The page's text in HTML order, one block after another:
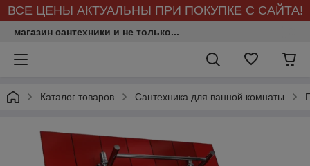
ВСЕ ЦЕНЫ АКТУАЛЬНЫ ПРИ ПОКУПКЕ С САЙТА!
магазин сантехники и не только...
Каталог товаров Сантехника для ванной комнаты